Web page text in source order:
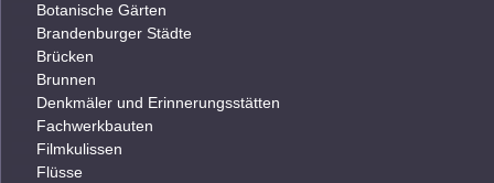
Botanische Gärten
Brandenburger Städte
Brücken
Brunnen
Denkmäler und Erinnerungsstätten
Fachwerkbauten
Filmkulissen
Flüsse